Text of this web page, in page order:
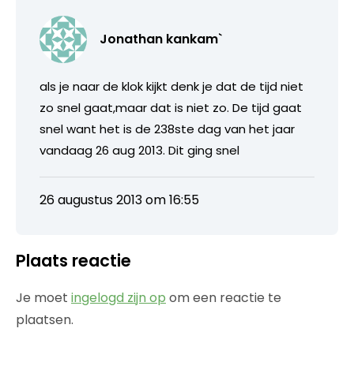
Jonathan kankam`
als je naar de klok kijkt denk je dat de tijd niet
zo snel gaat,maar dat is niet zo. De tijd gaat
snel want het is de 238ste dag van het jaar
vandaag 26 aug 2013. Dit ging snel
26 augustus 2013 om 16:55
Plaats reactie
Je moet ingelogd zijn op om een reactie te
plaatsen.